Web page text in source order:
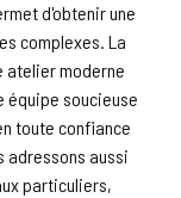
d'obtenir une
complexes. La
atelier moderne
équipe soucieuse
toute confiance
adressons aussi
particuliers,